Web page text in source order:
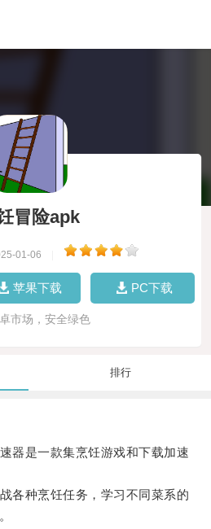
冒险apk
01-06
苹果下载 PC下载
市场，安全绿色
排行
是一款集烹饪游戏和下载加速
种烹饪任务，学习不同菜系的